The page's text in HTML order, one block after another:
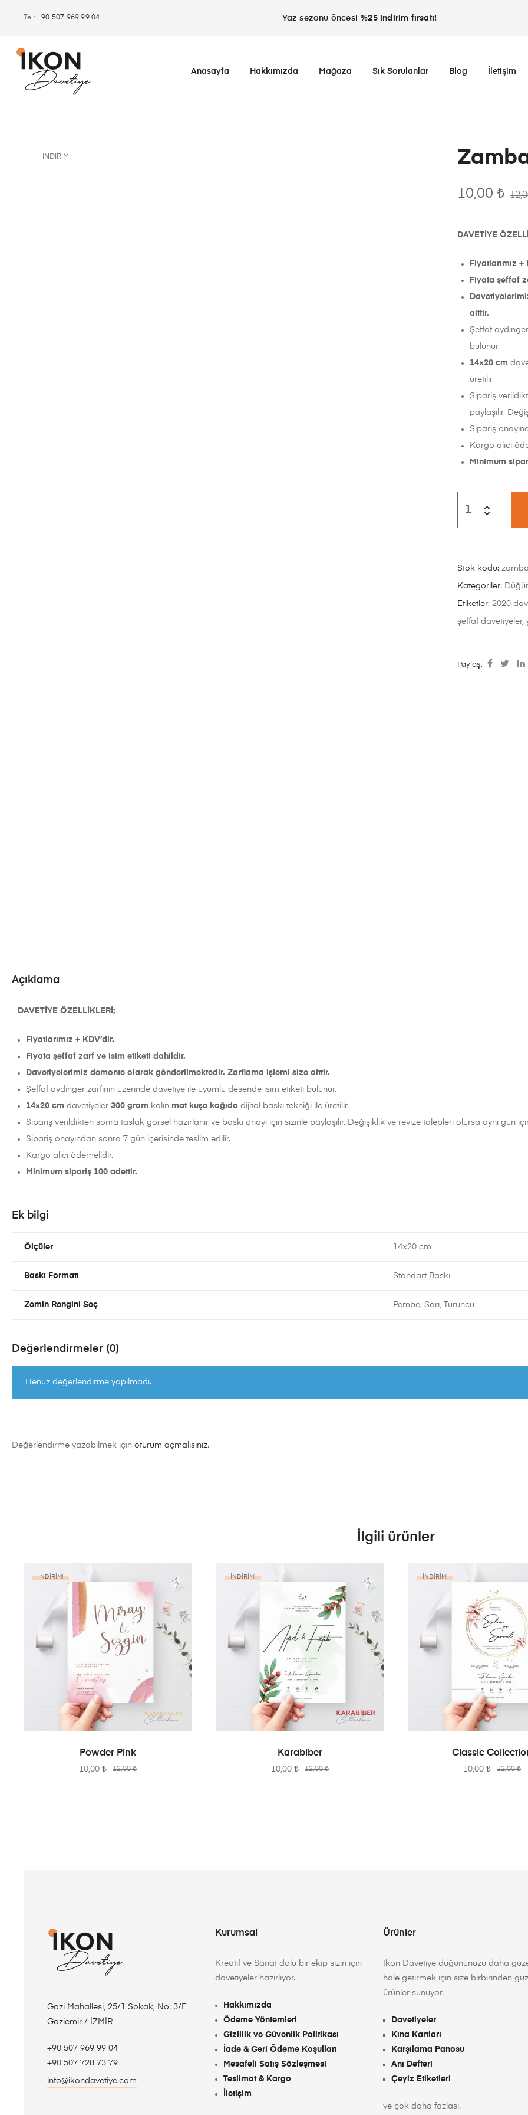
Tel:+90 507 969 99 04 Yaz sezonu öncesi %25 indirim fırsatı!
Anasayfa Hakkımızda Mağaza Sık Sorulanlar Blog İletişim
İNDIRIM!
10,00₺
DAVETİYE
Fiyatlarımız +
Fiyata şeffaf
aittir.
Şeffaf
bulunur.
14×20 cm
üretilir.
Sipariş
paylaşılır.
Sipariş
Kargo alıcı
Minimum
Stok kodu:
Kategoriler:
Etiketler:2020
şeffaf davetiyeler,
Paylaş:
Açıklama
DAVETİYE ÖZELLİKLERİ;
Fiyatlarımız + KDV’dir.
Fiyata şeffaf zarf ve isim etiketi dahildir.
Davetiyelerimiz demonte olarak gönderilmektedir. Zarflama işlemi size aittir.
Şeffaf aydınger zarfının üzerinde davetiye ile uyumlu desende isim etiketi bulunur.
14×20 cm davetiyeler 300 gram kalın mat kuşe kağıda dijital baskı tekniği ile üretilir.
Sipariş verildikten sonra taslak görsel hazırlanır ve baskı onayı için sizinle paylaşılır. Değişiklik ve revize talepleri olursa aynı gün
Sipariş onayından sonra 7 gün içerisinde teslim edilir.
Kargo alıcı ödemelidir.
Minimum sipariş 100 adettir.
Ek bilgi
Ölçüler 14×20 cm
Baskı Formatı Standart Baskı
Zemin Rengini Seç Pembe, Sarı, Turuncu
Değerlendirmeler (0)
Henüz değerlendirme yapılmadı.
Değerlendirme yazabilmek için oturum açmalısınız.
İlgili ürünler
İNDIRIM!
SEPETE EKLE
Powder Pink
12,00₺
10,00 ₺
İNDIRIM!
SEPETE EKLE
Karabiber
12,00₺
10,00 ₺
İNDIRIM!
SEPETE EKLE
Classic
12,00₺
10,00 ₺
Gazi Mahallesi, 25/1 Sokak, No: 3/E
Gaziemir / İZMİR
+90 507 969 99 04
+90 507 728 73 79
info@ikondavetiye.com
Kurumsal
Kreatif ve Sanat dolu bir ekip sizin için
davetiyeler hazırlıyor.
Hakkımızda
Ödeme Yöntemleri
Gizlilik ve Güvenlik Politikası
İade & Geri Ödeme Koşulları
Mesafeli Satış Sözleşmesi
Teslimat & Kargo
İletişim
Ürünler
İkon Davetiye düğününüzü daha
hale getirmek için size birbirinden
ürünler sunuyor.
Davetiyeler
Kına Kartları
Karşılama Panosu
Anı Defteri
Çeyiz Etiketleri
ve çok daha fazlası.